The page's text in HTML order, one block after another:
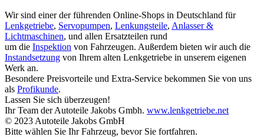
Wir sind einer der führenden Online-Shops in Deutschland für
Lenkgetriebe, Servopumpen, Lenkungsteile, Anlasser &
Lichtmaschinen, und allen Ersatzteilen rund
um die Inspektion von Fahrzeugen. Außerdem bieten wir auch die
Instandsetzung von Ihrem alten Lenkgetriebe in unserem eigenen
Werk an.
Besondere Preisvorteile und Extra-Service bekommen Sie von uns
als Profikunde.
Lassen Sie sich überzeugen!
Ihr Team der Autoteile Jakobs Gmbh. www.lenkgetriebe.net
© 2023 Autoteile Jakobs GmbH
Bitte wählen Sie Ihr Fahrzeug, bevor Sie fortfahren.